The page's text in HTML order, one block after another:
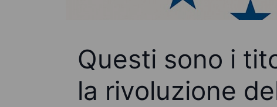
Questi sono i
la rivoluzione